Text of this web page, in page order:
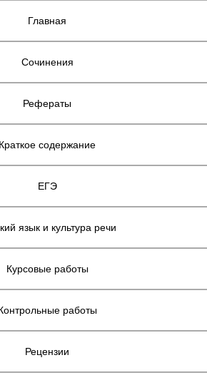
Главная
Сочинения
Рефераты
Краткое содержание
ЕГЭ
язык и культура речи
Курсовые работы
работы
Рецензии